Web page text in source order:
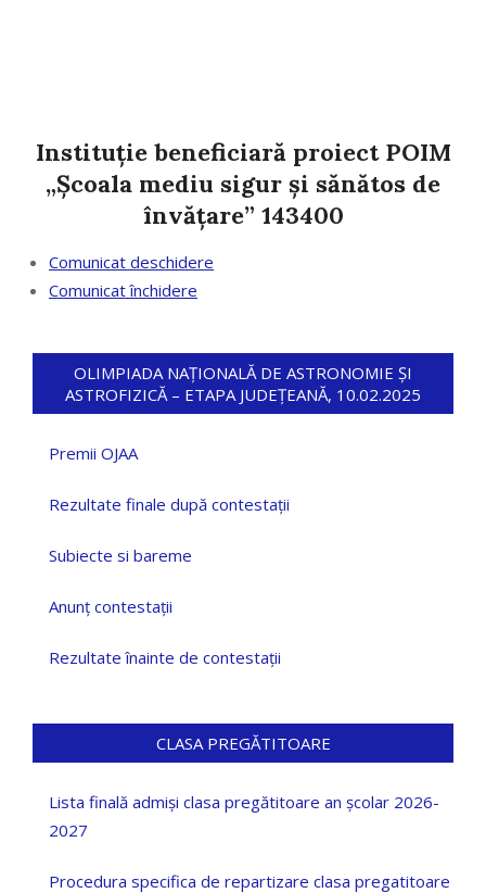
Instituție beneficiară proiect POIM
„Școala mediu sigur și sănătos de
învățare” 143400
Comunicat deschidere
Comunicat închidere
OLIMPIADA NAȚIONALĂ DE ASTRONOMIE ȘI
ASTROFIZICĂ – ETAPA JUDEȚEANĂ, 10.02.2025
Premii OJAA
Rezultate finale după contestații
Subiecte si bareme
Anunț contestații
Rezultate înainte de contestații
CLASA PREGĂTITOARE
Lista finală admiși clasa pregătitoare an școlar 2026-
2027
Procedura specifica de repartizare clasa pregatitoare